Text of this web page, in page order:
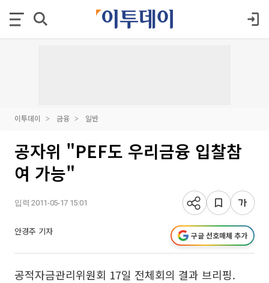
이투데이 금융 일반
공자위 "PEF도 우리금융 입찰참
여 가능"
입력 2011-05-17 15:01
안경주 기자 구글 선호매체 추가
공적자금관리위원회 17일 전체회의 결과 브리핑.